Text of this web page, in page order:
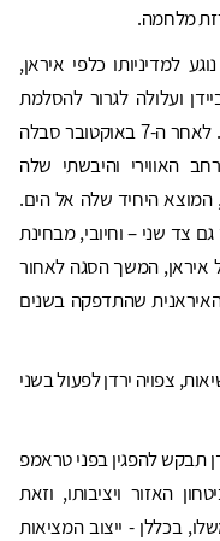
מלחמה.
למדיניותו כלפי איראן,
ועלולה לגרור להסלמת
העימותים האזוריים המקרינים על הממלכה. לאחר ה-7 באוקטובר סבלה
האווירי והיבשתי שלה
היחיד שלה אל הים.
צד שני – וחיובי, מבחינת
איראן, המשך הסגה לאחור
שהתדפקה בשנים
צפויה ירדן לפעול בשני
תבקש להפגין בפני טראמפ
האזור ויציבותו, וזאת
בכללן - ייצוב המציאות